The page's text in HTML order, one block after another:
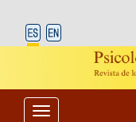
Toggle